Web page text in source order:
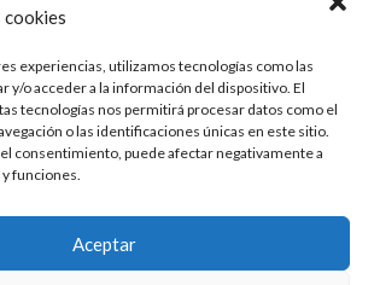
cookies
experiencias, utilizamos tecnologías como las
y/o acceder a la información del dispositivo. El
tecnologías nos permitirá procesar datos como el
o las identificaciones únicas en este sitio.
consentimiento, puede afectar negativamente a
funciones.
Aceptar